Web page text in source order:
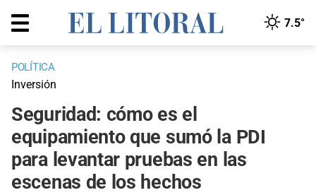
7.5°
POLÍTICA
Inversión
Seguridad: cómo es el
equipamiento que sumó la PDI
para levantar pruebas en las
escenas de los hechos